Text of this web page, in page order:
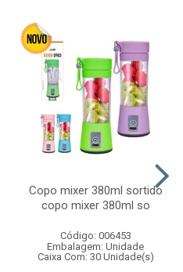
Copo mixer 380ml sortido
copo mixer 380ml so
Código: 006453
Embalagem: Unidade
Caixa Com: 30 Unidade(s)